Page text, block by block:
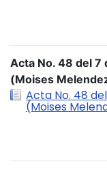
Acta No. 48 del 7
(Moises
Acta No. 48
(Moises